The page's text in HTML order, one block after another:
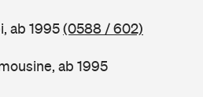
ab 1995(0588 / 602)
ab 1995